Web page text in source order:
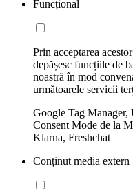
Funcțional
Prin acceptarea
depășesc funcțiile de
noastră în mod
următoarele servicii
Google Tag
Consent Mode de la
Klarna, Freshchat
Conținut media extern